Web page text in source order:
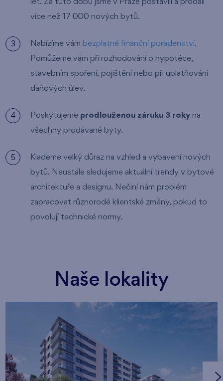
let. Za tuto dobu jsme v Praze postavili a prodali
více než 17 000 nových bytů.
Nabízíme vám bezplatné finanční poradenství.
Pomůžeme vám při rozhodování o hypotéce,
stavebním spoření, pojištění nebo při uplatňování
daňových úlev.
Poskytujeme prodlouženou záruku 3 roky na
všechny prodávané byty.
Klademe velký důraz na vzhled a vybavení nových
bytů. Neustále sledujeme aktuální trendy v bytové
architektuře a designu. Nečiní nám problém
zapracovat různorodé klientské změny, pokud to
povolují technické normy.
Naše lokality